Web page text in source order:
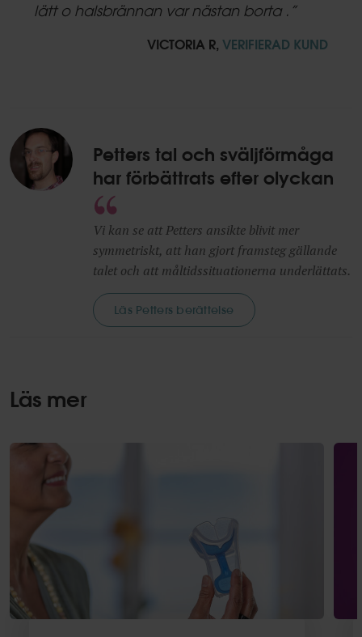
lätt o halsbrännan var nästan borta .”
VICTORIA R, VERIFIERAD KUND
Petters tal och sväljförmåga
har förbättrats efter olyckan
Vi kan se att Petters ansikte blivit mer
symmetriskt, att han gjort framsteg gällande
talet och att måltidssituationerna underlättats.
Läs Petters berättelse
Läs mer